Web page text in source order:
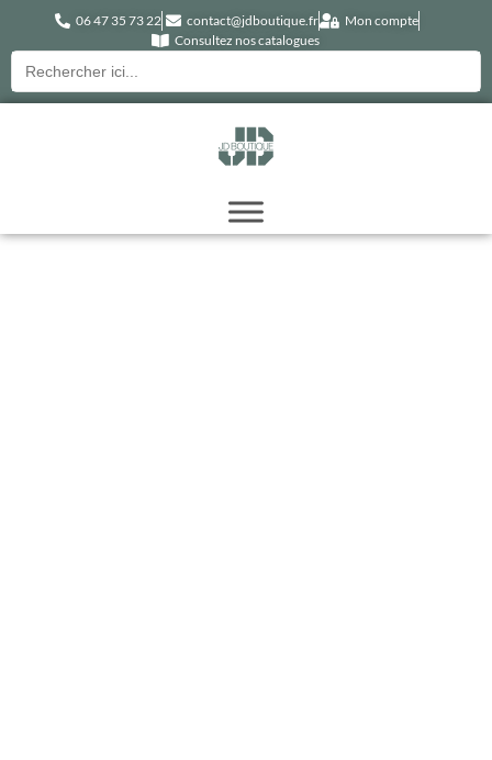
06 47 35 73 22 contact@jdboutique.fr
Mon compte
Consultez nos catalogues
Recherche
pour :